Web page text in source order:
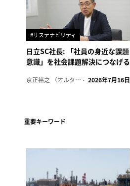
#サステナビリティ
日立SC社長: 「社員の身近な課題
意識」を社会課題解決につなげる
京正裕之 （オルタナ副編集長） 2026年7月16日
重要キーワード